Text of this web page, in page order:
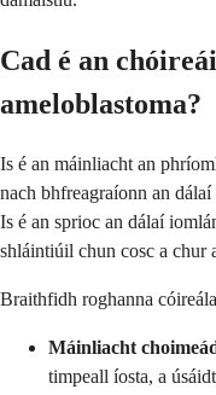
Cad é an
ameloblastoma?
Is é an máinliacht an
nach bhfreagraíonn an
Is é an sprioc an dálaí
shláintiúil chun cosc a chur
Braithfidh roghanna
Máinliacht
timpeall íosta, a